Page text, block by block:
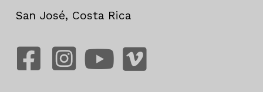
San José, Costa Rica